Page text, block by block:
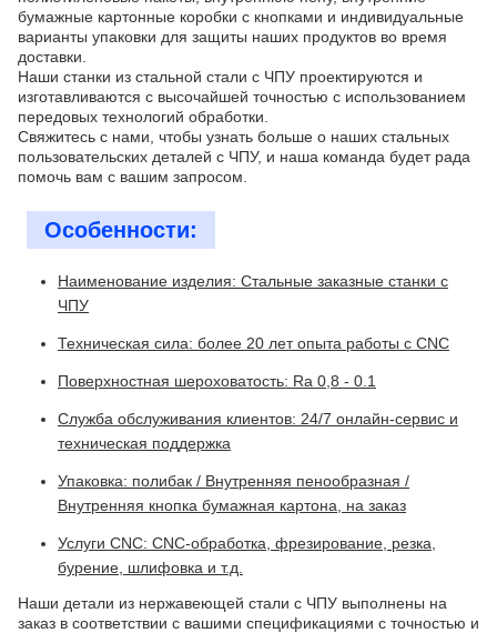
бумажные картонные коробки с кнопками и индивидуальные
варианты упаковки для защиты наших продуктов во время
доставки.
Наши станки из стальной стали с ЧПУ проектируются и
изготавливаются с высочайшей точностью с использованием
передовых технологий обработки.
Свяжитесь с нами, чтобы узнать больше о наших стальных
пользовательских деталей с ЧПУ, и наша команда будет рада
помочь вам с вашим запросом.
Особенности:
Наименование изделия: Стальные заказные станки с
ЧПУ
Техническая сила: более 20 лет опыта работы с CNC
Поверхностная шероховатость: Ra 0,8 - 0.1
Служба обслуживания клиентов: 24/7 онлайн-сервис и
техническая поддержка
Упаковка: полибак / Внутренняя пенообразная /
Внутренняя кнопка бумажная картона, на заказ
Услуги CNC: CNC-обработка, фрезирование, резка,
бурение, шлифовка и т.д.
Наши детали из нержавеющей стали с ЧПУ выполнены на
заказ в соответствии с вашими спецификациями с точностью и